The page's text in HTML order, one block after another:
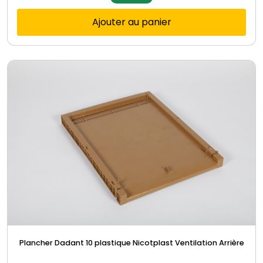
Ajouter au panier
Plancher Dadant 10 plastique Nicotplast Ventilation Arrière